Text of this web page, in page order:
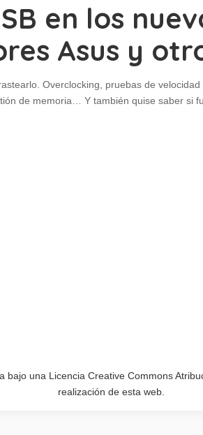
en los
Asus y
Overclocking, pruebas de velocidad
de memoria… Y también quise saber si
una Licencia Creative Commons
realización de esta web.